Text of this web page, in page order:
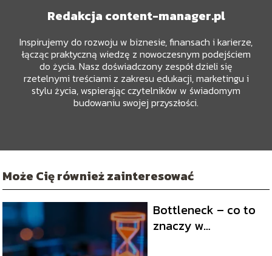
Redakcja content-manager.pl
Inspirujemy do rozwoju w biznesie, finansach i karierze,
łącząc praktyczną wiedzę z nowoczesnym podejściem
do życia. Nasz doświadczony zespół dzieli się
rzetelnymi treściami z zakresu edukacji, marketingu i
stylu życia, wspierając czytelników w świadomym
budowaniu swojej przyszłości.
Może Cię również zainteresować
Bottleneck – co to
znaczy w